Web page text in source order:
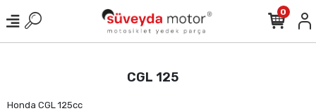
0
CGL 125
Honda CGL 125cc